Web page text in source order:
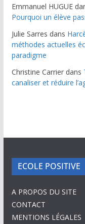
Emmanuel HUGUE
Pourquoi un élève
Julie Sarres dans
méthodes actuelles
paradigme
Christine Carrierdans
canaliser et réduire
ECOLE POSITIVE
A PROPOS DU SITE
CONTACT
MENTIONS LÉGALES